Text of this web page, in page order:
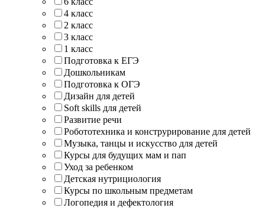
4 класс
2 класс
3 класс
1 класс
Подготовка к ЕГЭ
Дошкольникам
Подготовка к ОГЭ
Дизайн для детей
Soft skills для детей
Развитие речи
Робототехника и конструрирование для детей
Музыка, танцы и искусство для детей
Курсы для будущих мам и пап
Уход за ребенком
Детская нутрициология
Курсы по школьным предметам
Логопедия и дефектология